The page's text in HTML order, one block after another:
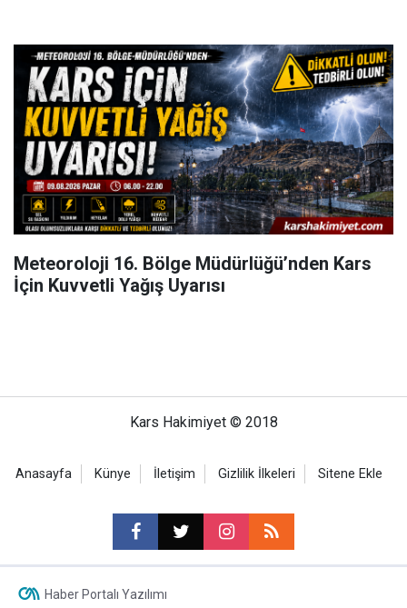
Meteoroloji 16. Bölge Müdürlüğü’nden Kars
İçin Kuvvetli Yağış Uyarısı
Kars Hakimiyet © 2018
Anasayfa Künye İletişim Gizlilik İlkeleri Sitene Ekle
Haber Portalı Yazılımı